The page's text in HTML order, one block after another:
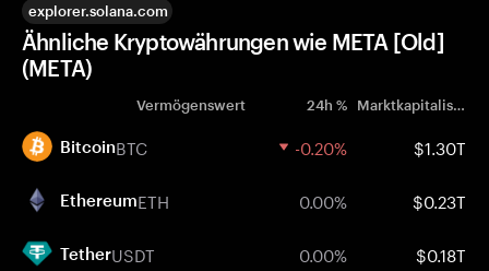
explorer.solana.com
Ähnliche Kryptowährungen wie META [Old]
(META)
Vermögenswert 24h % Marktkapitalisierung
BitcoinBTC -0.20% $1.30T
EthereumETH 0.00% $0.23T
TetherUSDT 0.00% $0.18T